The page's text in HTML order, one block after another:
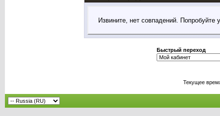
Извините, нет совпадений. Попробуйте
Быстрый переход
Текущее